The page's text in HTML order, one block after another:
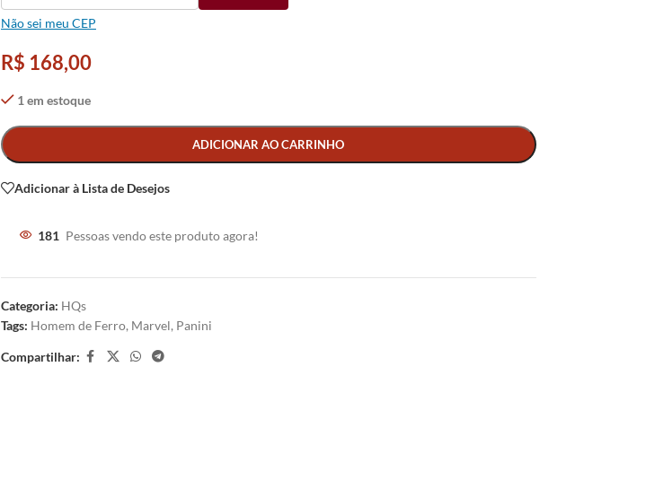
Não sei meu CEP
R$ 168,00
1 em estoque
ADICIONAR AO CARRINHO
Alternative:
Adicionar à Lista de Desejos
181 Pessoas vendo este produto agora!
Categoria: HQs
Tags: Homem de Ferro, Marvel, Panini
Compartilhar: